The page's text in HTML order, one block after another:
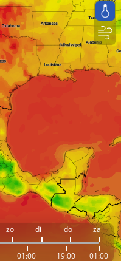
zo di do za
01:00 19:00 01:00